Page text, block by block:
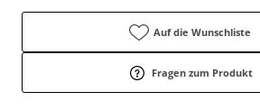
Auf die Wunschliste
Fragen zum Produkt